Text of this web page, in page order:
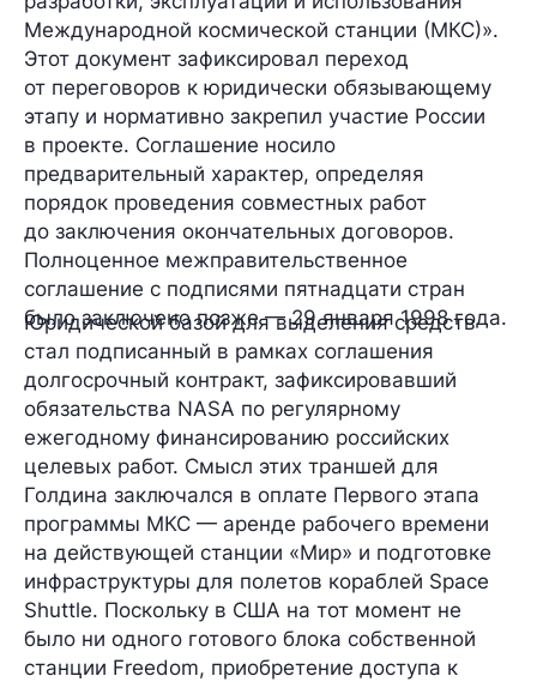
Международной космической станции (МКС)».
Этот документ зафиксировал переход
от переговоров к юридически обязывающему
этапу и нормативно закрепил участие России
в проекте. Соглашение носило
предварительный характер, определяя
порядок проведения совместных работ
до заключения окончательных договоров.
Полноценное межправительственное
соглашение с подписями пятнадцати стран
было заключено позже — 29 января 1998 года.
Юридической базой для выделения средств
стал подписанный в рамках соглашения
долгосрочный контракт, зафиксировавший
обязательства NASA по регулярному
ежегодному финансированию российских
целевых работ. Смысл этих траншей для
Голдина заключался в оплате Первого этапа
программы МКС — аренде рабочего времени
на действующей станции «Мир» и подготовке
инфраструктуры для полетов кораблей Space
Shuttle. Поскольку в США на тот момент не
было ни одного готового блока собственной
станции Freedom, приобретение доступа к